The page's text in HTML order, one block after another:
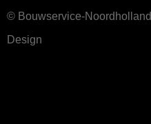
© Bouwservice-Noordholland
Design